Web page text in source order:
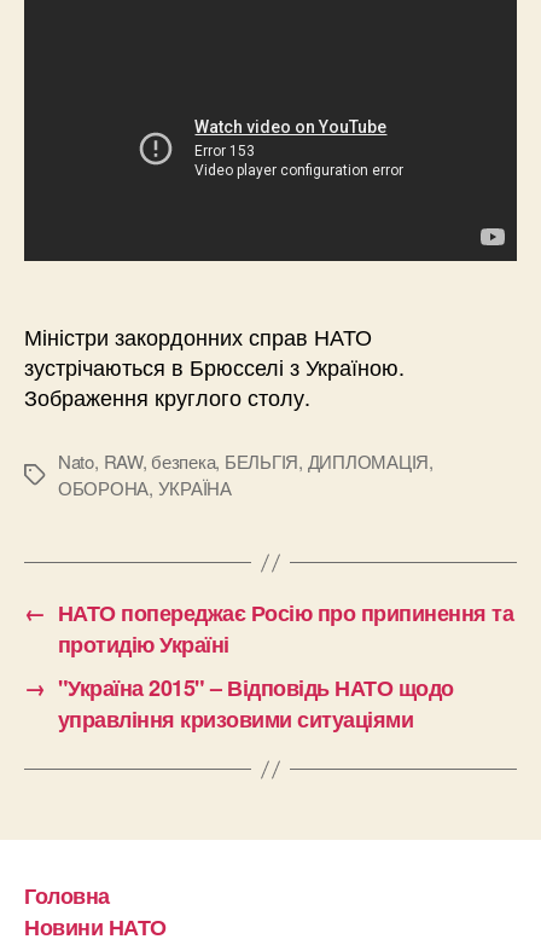
Міністри закордонних справ НАТО
зустрічаються в Брюсселі з Україною.
Зображення круглого столу.
Позначки
Nato, RAW, безпека, БЕЛЬГІЯ, ДИПЛОМАЦІЯ,
ОБОРОНА, УКРАЇНА
← НАТО попереджає Росію про припинення та
протидію Україні
→ "Україна 2015" – Відповідь НАТО щодо
управління кризовими ситуаціями
Головна
Новини НАТО